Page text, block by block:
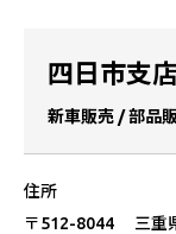
四⽇市⽀店
新⾞販売 / 部品
住所
〒512-8044 三重